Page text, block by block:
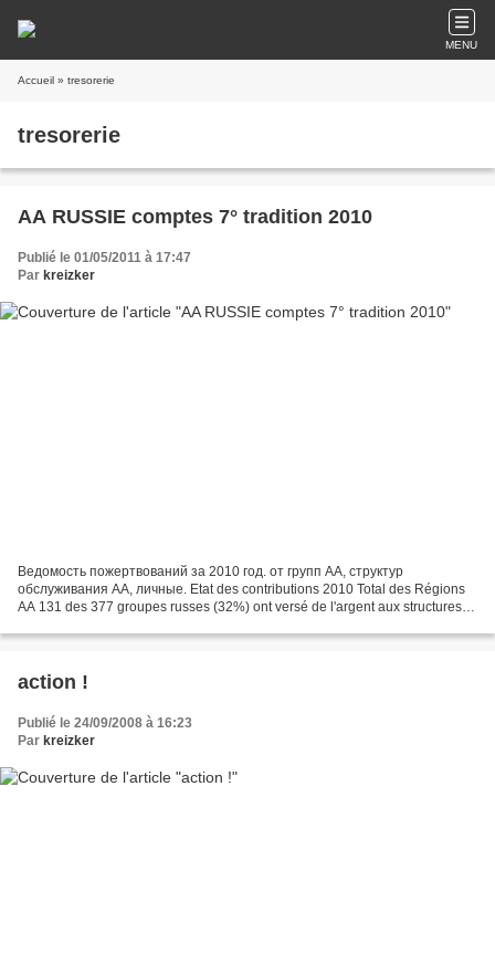
MENU
Accueil » tresorerie
tresorerie
AA RUSSIE comptes 7° tradition 2010
Publié le 01/05/2011 à 17:47
Par kreizker
Ведомость пожертвований за 2010 год. от групп АА, структур
обслуживания АА, личные. Etat des contributions 2010 Total des Régions
AA 131 des 377 groupes russes (32%) ont versé de l'argent aux structures
action !
Publié le 24/09/2008 à 16:23
Par kreizker